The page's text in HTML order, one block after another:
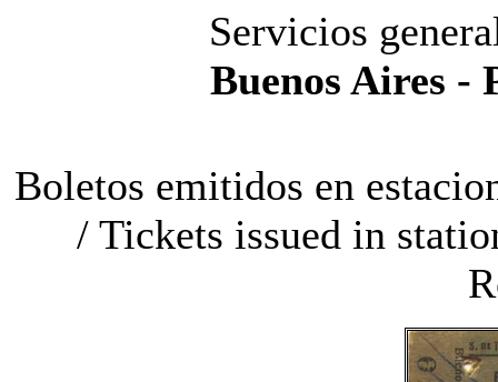
Servicios
Buenos Aires -
Boletos emitidos en
/ Tickets issued in